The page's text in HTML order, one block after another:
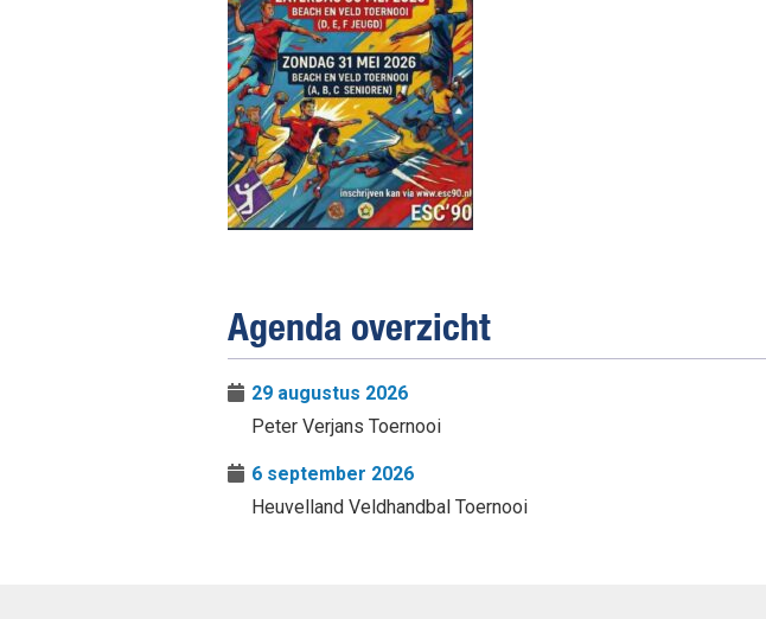
Agenda overzicht
29 augustus 2026
Peter Verjans Toernooi
6 september 2026
Heuvelland Veldhandbal Toernooi